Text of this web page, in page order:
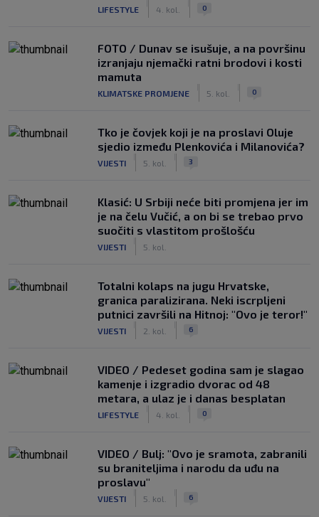
LIFESTYLE 4. kol. 0
FOTO / Dunav se isušuje, a na površinu
izranjaju njemački ratni brodovi i kosti
mamuta
KLIMATSKE PROMJENE 5. kol. 0
Tko je čovjek koji je na proslavi Oluje
sjedio između Plenkovića i Milanovića?
VIJESTI 5. kol. 3
Klasić: U Srbiji neće biti promjena jer im
je na čelu Vučić, a on bi se trebao prvo
suočiti s vlastitom prošlošću
VIJESTI 5. kol.
Totalni kolaps na jugu Hrvatske,
granica paralizirana. Neki iscrpljeni
putnici završili na Hitnoj: "Ovo je teror!"
VIJESTI 2. kol. 6
VIDEO / Pedeset godina sam je slagao
kamenje i izgradio dvorac od 48
metara, a ulaz je i danas besplatan
LIFESTYLE 4. kol. 0
VIDEO / Bulj: "Ovo je sramota, zabranili
su braniteljima i narodu da uđu na
proslavu"
VIJESTI 5. kol. 6